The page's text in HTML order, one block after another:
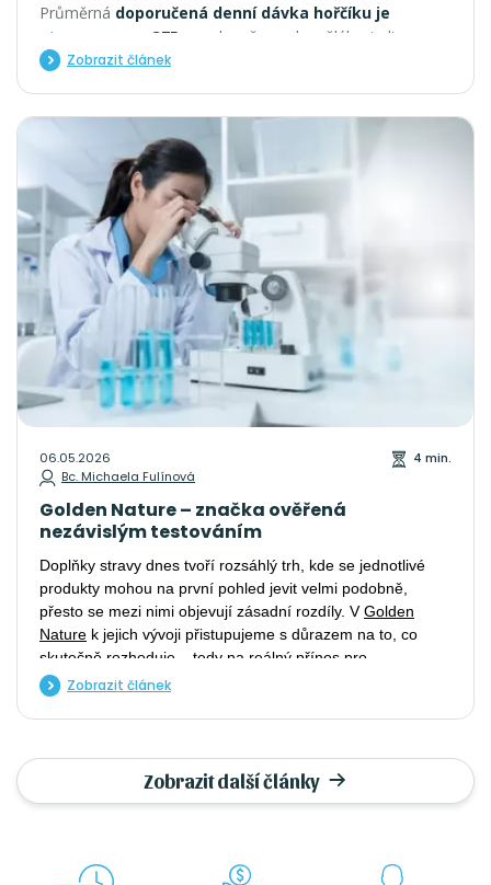
Průměrná doporučená denní dávka hořčíku je
stanovena na 375 mg
denně pro dospělého jedince.
Potřeba minerálů ovšem bývá velice individuální a závisí
Zobrazit článek
06.05.2026
Bc. Michaela Fulínová
4 min.
Golden Nature – značka ověřená
nezávislým testováním
Doplňky stravy dnes tvoří rozsáhlý trh, kde se jednotlivé
produkty mohou na první pohled jevit velmi podobně,
přesto se mezi nimi objevují zásadní rozdíly. VGolden
Nature k jejich vývoji přistupujeme s důrazem na to, co
skutečně rozhoduje – tedy na reálný přínos pro
organismus
Zobrazit článek
Zobrazit další články